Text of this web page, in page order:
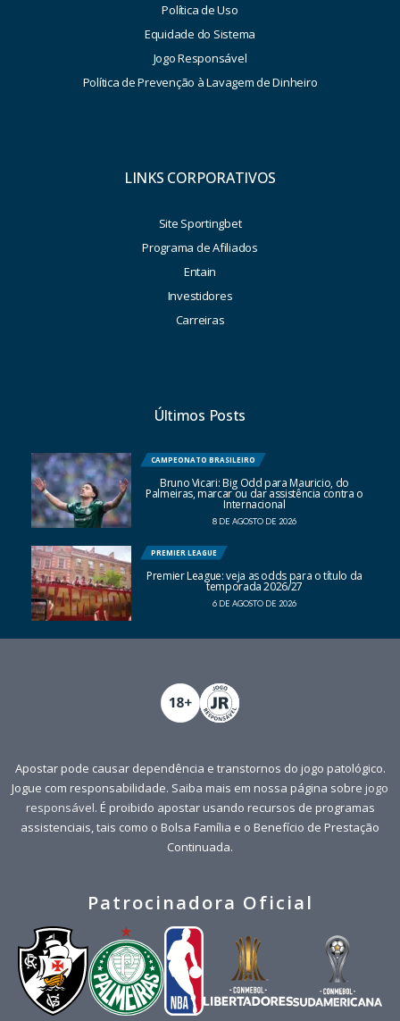
Política de Uso
Equidade do Sistema
Jogo Responsável
Política de Prevenção à Lavagem de Dinheiro
LINKS CORPORATIVOS
Site Sportingbet
Programa de Afiliados
Entain
Investidores
Carreiras
Últimos Posts
CAMPEONATO BRASILEIRO
Bruno Vicari: Big Odd para Mauricio, do
Palmeiras, marcar ou dar assistência contra o
Internacional
8 DE AGOSTO DE 2026
PREMIER LEAGUE
Premier League: veja as odds para o título da
temporada 2026/27
6 DE AGOSTO DE 2026
Apostar pode causar dependência e transtornos do jogo patológico.
Jogue com responsabilidade. Saiba mais em nossa página sobre jogo
responsável. É proibido apostar usando recursos de programas
assistenciais, tais como o Bolsa Família e o Benefício de Prestação
Continuada.
Patrocinadora Oficial